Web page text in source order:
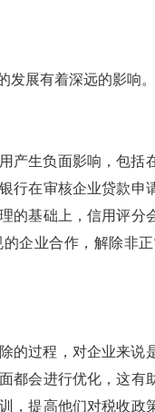
发展有着深远的影响。
产生负面影响，包
行在审核企业贷款
的基础上，信用评
企业合作，解除非
的过程，对企业来
都会进行优化，这
，提高他们对税收